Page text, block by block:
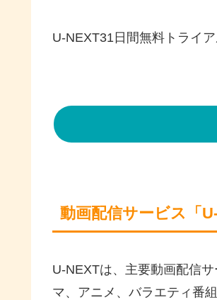
U-NEXT31日間無料トライ
動画配信サービス「
U-NEXTは、主要動画配信
マ、アニメ、バラエティ番